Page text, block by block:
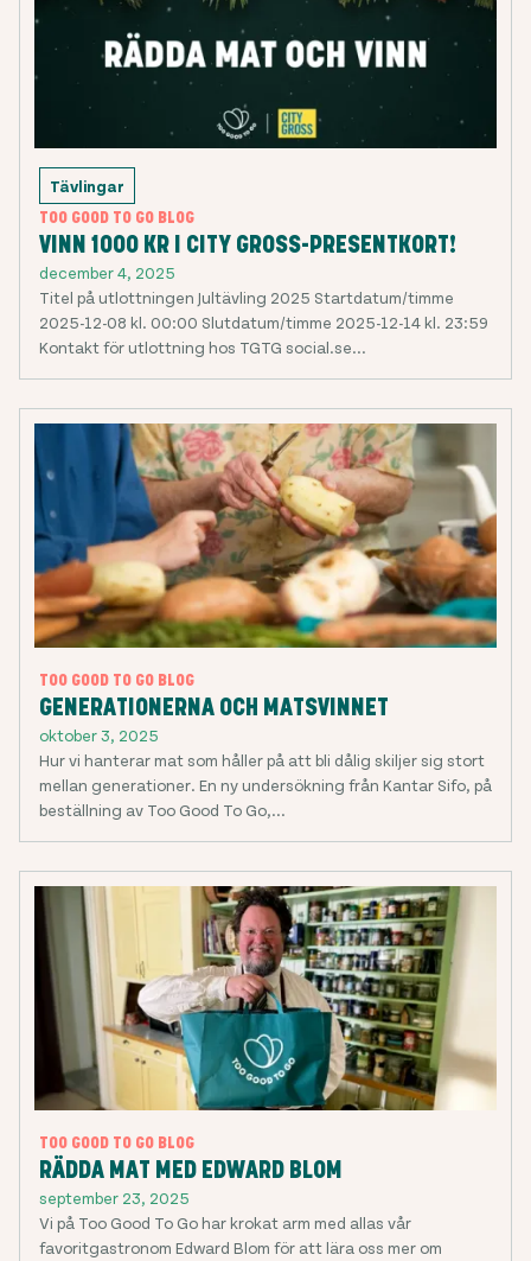
Tävlingar
TOO GOOD TO GO BLOG
VINN 1000 KR I CITY GROSS-PRESENTKORT!
december 4, 2025
Titel på utlottningen Jultävling 2025 Startdatum/timme
2025-12-08 kl. 00:00 Slutdatum/timme 2025-12-14 kl. 23:59
Kontakt för utlottning hos TGTG social.se...
TOO GOOD TO GO BLOG
GENERATIONERNA OCH MATSVINNET
oktober 3, 2025
Hur vi hanterar mat som håller på att bli dålig skiljer sig stort
mellan generationer. En ny undersökning från Kantar Sifo, på
beställning av Too Good To Go,...
TOO GOOD TO GO BLOG
RÄDDA MAT MED EDWARD BLOM
september 23, 2025
Vi på Too Good To Go har krokat arm med allas vår
favoritgastronom Edward Blom för att lära oss mer om